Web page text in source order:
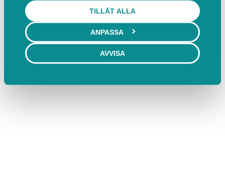
TILLÅT ALLA
ANPASSA
AVVISA